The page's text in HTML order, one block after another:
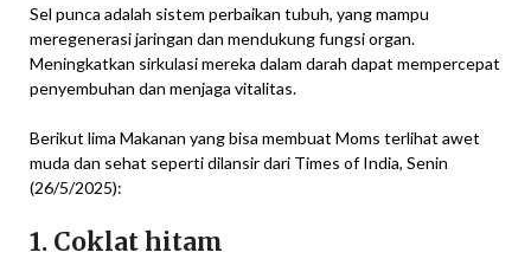
Sel punca adalah sistem perbaikan tubuh, yang mampu
meregenerasi jaringan dan mendukung fungsi organ.
Meningkatkan sirkulasi mereka dalam darah dapat mempercepat
penyembuhan dan menjaga vitalitas.
Berikut lima Makanan yang bisa membuat Moms terlihat awet
muda dan sehat seperti dilansir dari Times of India, Senin
(26/5/2025):
1. Coklat hitam